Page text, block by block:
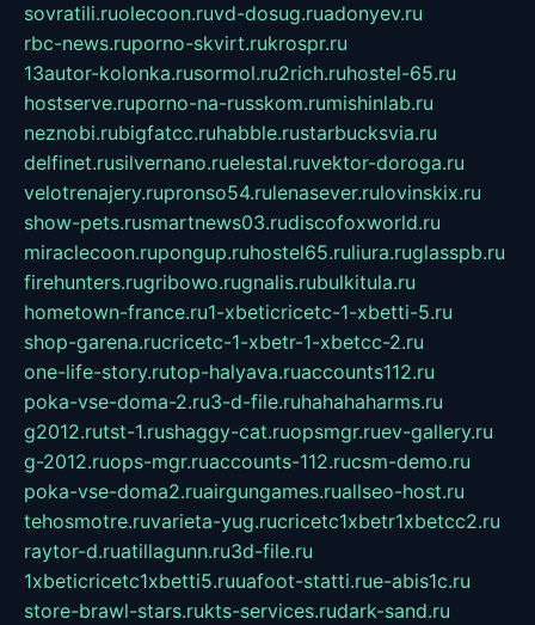
sovratili.ruolecoon.ruvd-dosug.ruadonyev.ru
rbc-news.ruporno-skvirt.rukrospr.ru
13autor-kolonka.rusormol.ru2rich.ruhostel-65.ru
hostserve.ruporno-na-russkom.rumishinlab.ru
neznobi.rubigfatcc.ruhabble.rustarbucksvia.ru
delfinet.rusilvernano.ruelestal.ruvektor-doroga.ru
velotrenajery.rupronso54.rulenasever.rulovinskix.ru
show-pets.rusmartnews03.rudiscofoxworld.ru
miraclecoon.rupongup.ruhostel65.ruliura.ruglasspb.ru
firehunters.rugribowo.rugnalis.rubulkitula.ru
hometown-france.ru1-xbeticricetc-1-xbetti-5.ru
shop-garena.rucricetc-1-xbetr-1-xbetcc-2.ru
one-life-story.rutop-halyava.ruaccounts112.ru
poka-vse-doma-2.ru3-d-file.ruhahahaharms.ru
g2012.rutst-1.rushaggy-cat.ruopsmgr.ruev-gallery.ru
g-2012.ruops-mgr.ruaccounts-112.rucsm-demo.ru
poka-vse-doma2.ruairgungames.ruallseo-host.ru
tehosmotre.ruvarieta-yug.rucricetc1xbetr1xbetcc2.ru
raytor-d.ruatillagunn.ru3d-file.ru
1xbeticricetc1xbetti5.ruuafoot-statti.rue-abis1c.ru
store-brawl-stars.rukts-services.rudark-sand.ru